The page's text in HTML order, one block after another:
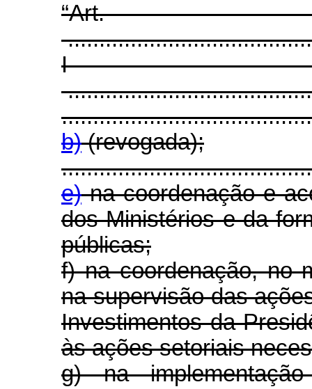
I
b)(revogada);
e)na coordenação e
dos Ministérios e da
públicas;
f) na coordenação, no
na supervisão das
Investimentos da
às ações setoriais
g) na